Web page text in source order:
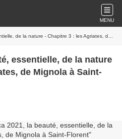
MENU
nature - Chapitre 3 : les Agriates, de Mignola à Saint-Florent
essentielle, de la nature
de Mignola à Saint-